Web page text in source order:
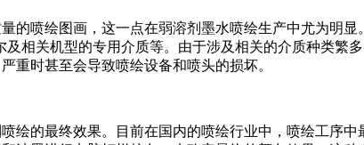
喷绘图画，这一点在弱溶剂墨水喷绘生产中尤为明显
相关机型的专用介质等。由于涉及相关的介质种类繁
重时甚至会导致喷绘设备和喷头的损坏。
的最终效果。目前在国内的喷绘行业中，喷绘工序